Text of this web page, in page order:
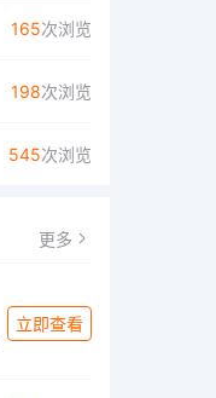
165次浏览
198次浏览
545次浏览
更多
立即查看